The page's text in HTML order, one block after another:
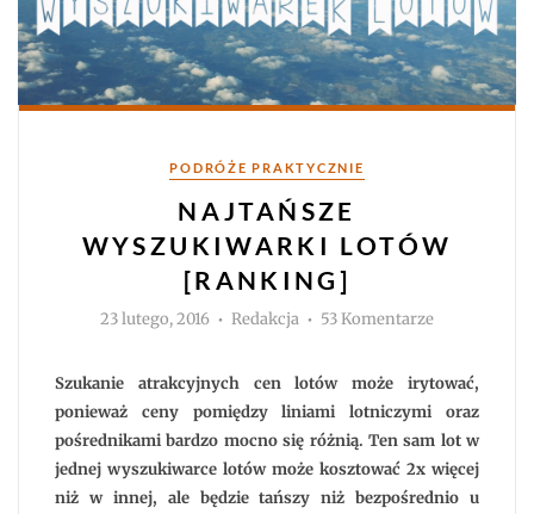
Kategorie
PODRÓŻE PRAKTYCZNIE
NAJTAŃSZE
WYSZUKIWARKI LOTÓW
[RANKING]
23 lutego, 2016 Autor
Redakcja 53 Komentarzedo
[RANKING]
Szukanie atrakcyjnych cen lotów może irytować,
ponieważ ceny pomiędzy liniami lotniczymi oraz
pośrednikami bardzo mocno się różnią. Ten sam lot w
jednej wyszukiwarce lotów może kosztować 2x więcej
niż w innej, ale będzie tańszy niż bezpośrednio u